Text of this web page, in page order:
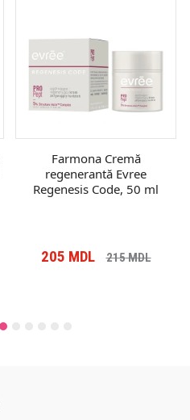
Farmona Cremă
regenerantă Evree
Regenesis Code, 50 ml
205 MDL 215MDL